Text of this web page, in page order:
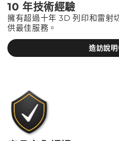
10 年技術經驗
擁有超過十年 3D 列印和雷射
供最佳服務。
造訪說